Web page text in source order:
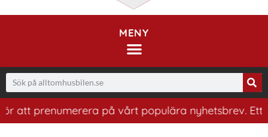
MENY
att prenumerera på vårt populära nyhetsbrev. Ett